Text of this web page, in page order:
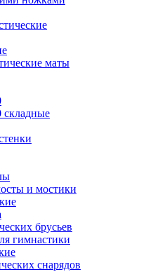
маты
складные
и мостики
брусьев
гимнастики
снарядов